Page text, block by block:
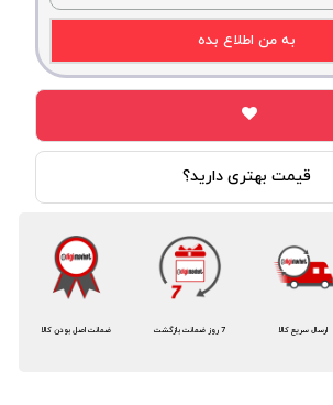
به من اطلاع بده
قیمت بهتری دارید؟
ضمانت اصل بودن کالا 7 روز ضمانت بازگشت ارسال سریع کالا